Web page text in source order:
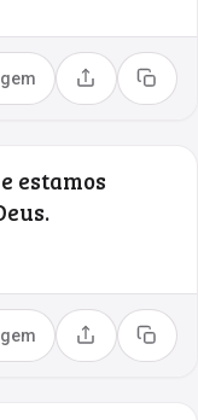
Compartilhar
Copiar
estamos
Compartilhar
Copiar